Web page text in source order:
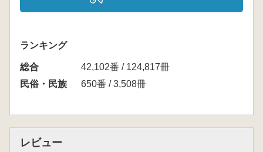
ランキング
総合
42,102番 / 124,817冊
民俗・民族
650番 / 3,508冊
レビュー